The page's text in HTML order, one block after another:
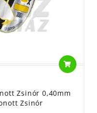
Zsinór 0,40mm
Zsinór